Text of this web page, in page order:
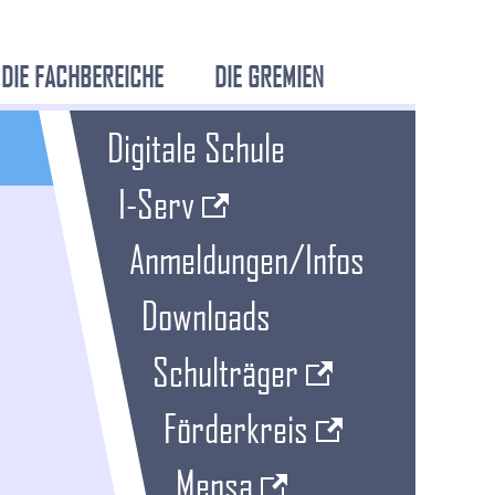
DIE FACHBEREICHE DIE GREMIEN
Digitale Schule
I-Serv
Anmeldungen/Infos
Downloads
Schulträger
Förderkreis
Mensa